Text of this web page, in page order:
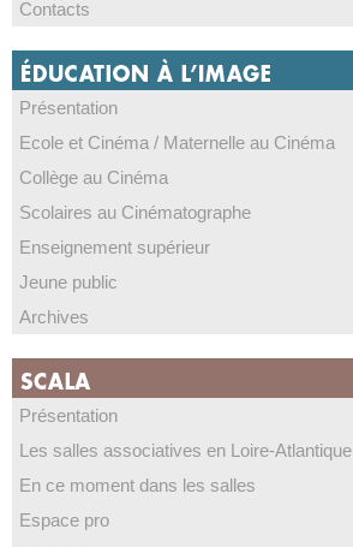
Contacts
Présentation
Ecole et Cinéma / Maternelle au Cinéma
Collège au Cinéma
Scolaires au Cinématographe
Enseignement supérieur
Jeune public
Archives
Présentation
Les salles associatives en Loire-Atlantique
En ce moment dans les salles
Espace pro